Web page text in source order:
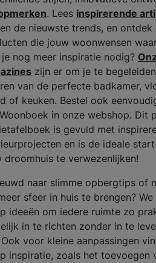
. Lees inspirerende
de nieuwste trends, en ontdek
die jouw woonwensen
je nog meer inspiratie nodig?
zijn er om je te
van de perfecte badkamer,
of keuken. Bestel ook
in onze webshop. Dit
is gevuld met
en is de ideale
droomhuis te verwezenlijken!
naar slimme opbergtips of
sfeer in huis te brengen? We
ideeën om iedere ruimte zo
in te richten zonder in te
voor kleine aanpassingen
inspiratie, zoals het toevoegen